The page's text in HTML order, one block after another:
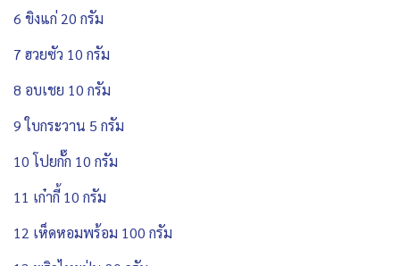
6 ขิงแก่ 20 กรัม
7 ฮวยซัว 10 กรัม
8 อบเชย 10 กรัม
9 ใบกระวาน 5 กรัม
10 โปยกั๊ก 10 กรัม
11 เก๋ากี้ 10 กรัม
12 เห็ดหอมพร้อม 100 กรัม